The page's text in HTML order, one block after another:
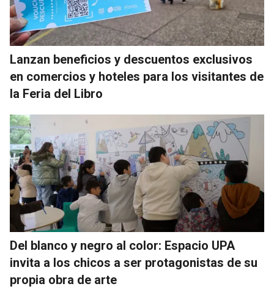
Lanzan beneficios y descuentos exclusivos
en comercios y hoteles para los visitantes de
la Feria del Libro
Del blanco y negro al color: Espacio UPA
invita a los chicos a ser protagonistas de su
propia obra de arte